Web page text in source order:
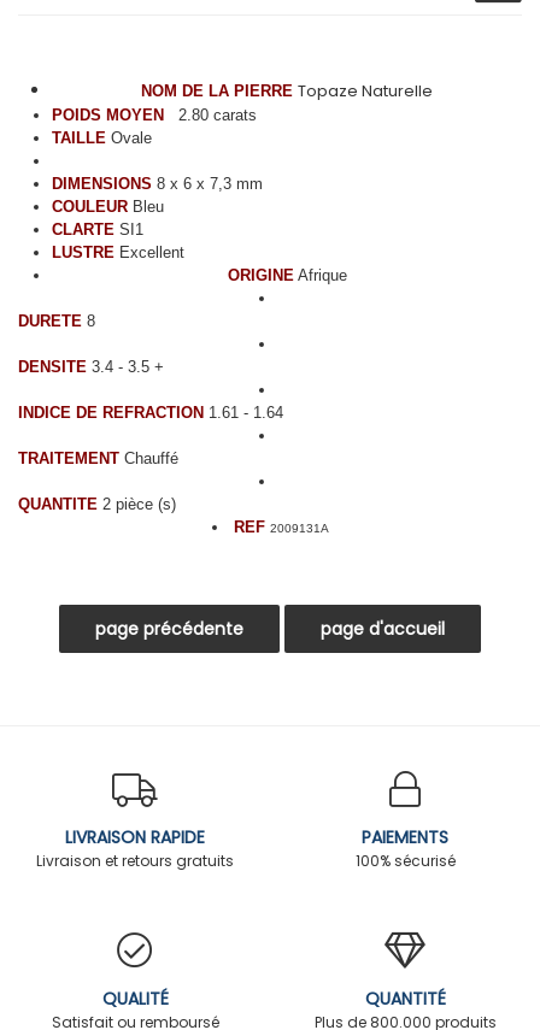
NOM DE LA PIERRE Topaze Naturelle
POIDS MOYEN
2.80 carats
TAILLE Ovale
DIMENSIONS 8 x 6 x 7,3 mm
COULEUR Bleu
CLARTE SI1
LUSTRE Excellent
ORIGINE Afrique
DURETE 8
DENSITE 3.4 - 3.5 +
INDICE DE REFRACTION 1.61 - 1.64
TRAITEMENT Chauffé
QUANTITE 2 pièce (s)
REF 2009131A
LIVRAISON RAPIDE
Livraison et retours gratuits
PAIEMENTS
100% sécurisé
QUALITÉ
Satisfait ou remboursé
QUANTITÉ
Plus de 800.000 produits